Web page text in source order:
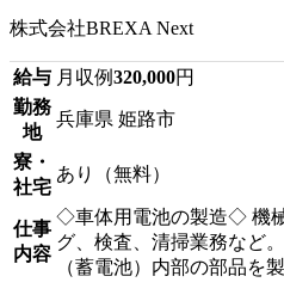
株式会社BREXA Next
給与 月収例320,000円
勤務
地
兵庫県 姫路市
寮・
社宅
あり（無料）
仕事
内容
◇車体用電池の製造◇ 機
グ、検査、清掃業務など
（蓄電池）内部の部品を